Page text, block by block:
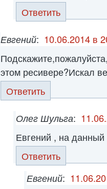
Ответить
Евгений: 10.06.2014 в
этом ресивере?Искал
Ответить
Олег Шульга:
Евгений , на
Ответить
Евгений: